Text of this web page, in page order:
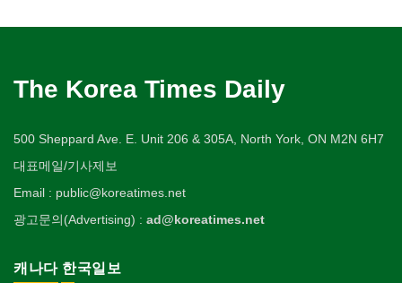
The Korea Times Daily
500 Sheppard Ave. E. Unit 206 & 305A, North York, ON M2N 6H7
대표메일/기사제보
Email : public@koreatimes.net
광고문의(Advertising) : ad@koreatimes.net
캐나다 한국일보